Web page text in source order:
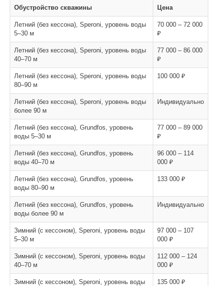
Обустройство скважины Цена
Летний (без кессона), Speroni, уровень воды
5–30 м
70 000 – 72 000
₽
Летний (без кессона), Speroni, уровень воды
40–70 м
77 000 – 86 000
₽
Летний (без кессона), Speroni, уровень воды
80–90 м
100 000 ₽
Летний (без кессона), Speroni, уровень воды
более 90 м
Индивидуально
Летний (без кессона), Grundfos, уровень
воды 5–30 м
77 000 – 89 000
₽
Летний (без кессона), Grundfos, уровень
воды 40–70 м
96 000 – 114
000 ₽
Летний (без кессона), Grundfos, уровень
воды 80–90 м
133 000 ₽
Летний (без кессона), Grundfos, уровень
воды более 90 м
Индивидуально
Зимний (с кессоном), Speroni, уровень воды
5–30 м
97 000 – 107
000 ₽
Зимний (с кессоном), Speroni, уровень воды
40–70 м
112 000 – 124
000 ₽
Зимний (с кессоном), Speroni, уровень воды
135 000 ₽